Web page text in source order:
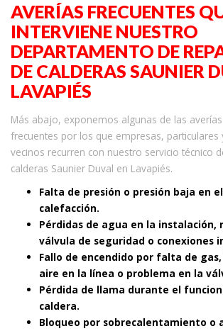
AVERÍAS FRECUENTES
INTERVIENE NUESTRO
DEPARTAMENTO DE
DE CALDERAS SAUNIER
LAVAPIÉS
Más abajo, exponemos algunas de las
frecuentes por los que empresas, particulares
vecinos recurren con nuestro servicio técnico
calderas Saunier Duval en Lavapiés.
Falta de presión o presión baja en
calefacción.
Pérdidas de agua en la instalación,
válvula de seguridad o conexiones
Fallo de encendido por falta de
aire en la línea o problema en la
Pérdida de llama durante el
caldera.
Bloqueo por sobrecalentamiento o